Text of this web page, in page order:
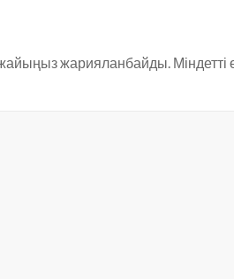
жарияланбайды. Міндетті